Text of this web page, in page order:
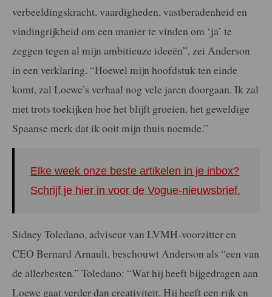
verbeeldingskracht, vaardigheden, vastberadenheid en
vindingrijkheid om een manier te vinden om ‘ja’ te
zeggen tegen al mijn ambitieuze ideeën”, zei Anderson
in een verklaring. “Hoewel mijn hoofdstuk ten einde
komt, zal Loewe’s verhaal nog vele jaren doorgaan. Ik zal
met trots toekijken hoe het blijft groeien, het geweldige
Spaanse merk dat ik ooit mijn thuis noemde.”
Elke week onze beste artikelen in je inbox?
Schrijf je hier in voor de Vogue-nieuwsbrief.
Sidney Toledano, adviseur van LVMH-voorzitter en
CEO Bernard Arnault, beschouwt Anderson als “een van
de allerbesten.” Toledano: “Wat hij heeft bijgedragen aan
Loewe gaat verder dan creativiteit. Hij heeft een rijk en